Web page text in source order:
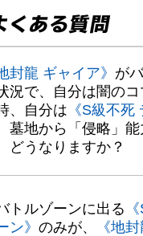
くある質問
封龍 ギャイア》 が
況で、自分は闇の
、自分は 《S級不死
墓地から「侵略」
どうなりますか？
トルゾーンに出る
ン》 のみが、
《地